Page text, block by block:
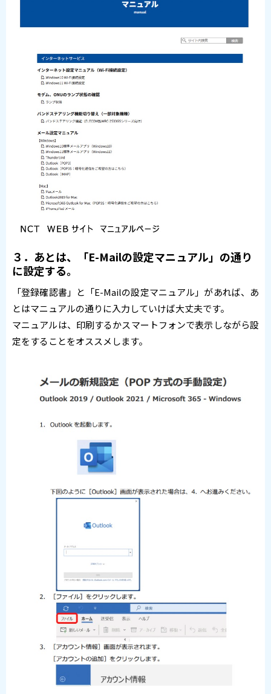
３．あとは、「E-Mailの設定マニュアル」の通り
に設定する。
「登録確認書」と「E-Mailの設定マニュアル」があれば、あ
とはマニュアルの通りに入力していけば大丈夫です。
マニュアルは、印刷するかスマートフォンで表示しながら設
定をすることをオススメします。